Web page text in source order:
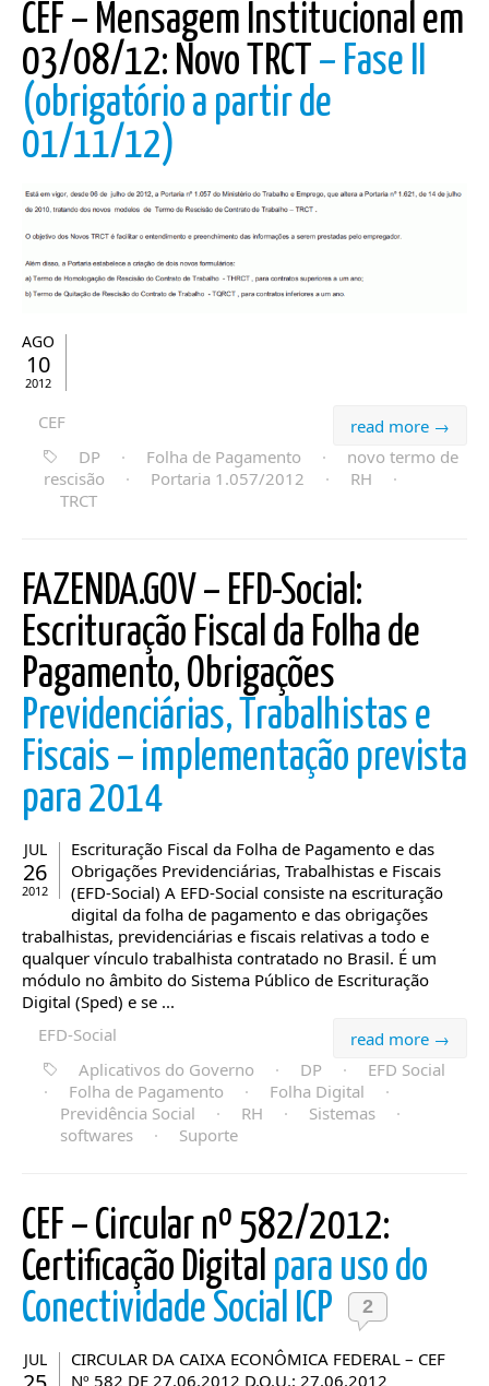
CEF – Mensagem Institucional em
03/08/12: Novo TRCT – Fase II
(obrigatório a partir de
01/11/12)
AGO
10
2012
read more →
CEF
DP
· Folha de Pagamento ·
novo termo de
rescisão
· Portaria 1.057/2012 · RH
·
TRCT
FAZENDA.GOV – EFD-Social:
Escrituração Fiscal da Folha de
Pagamento, Obrigações
Previdenciárias, Trabalhistas e
Fiscais – implementação prevista
para 2014
JUL
26
2012
Escrituração Fiscal da Folha de Pagamento e das
Obrigações Previdenciárias, Trabalhistas e Fiscais
(EFD-Social) A EFD-Social consiste na escrituração
digital da folha de pagamento e das obrigações
trabalhistas, previdenciárias e fiscais relativas a todo e
qualquer vínculo trabalhista contratado no Brasil. É um
módulo no âmbito do Sistema Público de Escrituração
Digital (Sped) e se ...
read more →
EFD-Social
Aplicativos do Governo
· DP ·
EFD Social
·
Folha de Pagamento · Folha Digital
·
Previdência Social
· RH · Sistemas
·
softwares
· Suporte
CEF – Circular nº 582/2012:
Certificação Digital para uso do
Conectividade Social ICP
2
JUL
CIRCULAR DA CAIXA ECONÔMICA FEDERAL – CEF
Nº 582 DE 27.06.2012 D.O.U.: 27.06.2012